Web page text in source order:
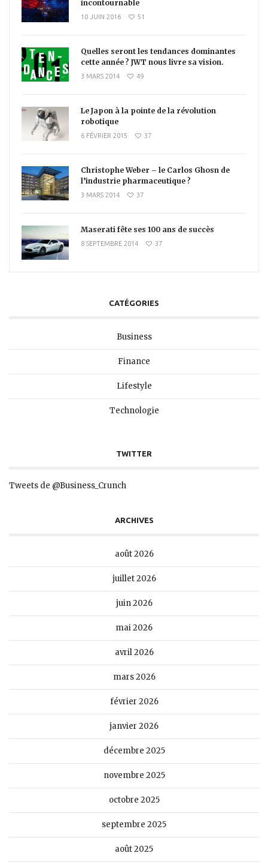
incontournable
10 JUIN 2016 51
Quelles seront les tendances dominantes
cette année ? JWT nous livre sa vision.
3 MARS 2014 49
Le Japon à la pointe de la révolution
robotique
6 FÉVRIER 2015 37
Christophe Weber – le Carlos Ghosn de
l’industrie pharmaceutique ?
3 MARS 2014 37
Maserati fête ses 100 ans de succès
8 SEPTEMBRE 2014 37
CATÉGORIES
Business
Finance
Lifestyle
Technologie
TWITTER
Tweets de @Business_Crunch
ARCHIVES
août 2026
juillet 2026
juin 2026
mai 2026
avril 2026
mars 2026
février 2026
janvier 2026
décembre 2025
novembre 2025
octobre 2025
septembre 2025
août 2025